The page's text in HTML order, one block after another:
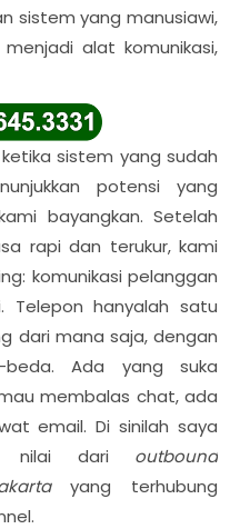
sistem yang manusiawi,
alat komunikasi,
sistem yang sudah
potensi yang
bayangkan. Setelah
rapi dan terukur, kami
komunikasi pelanggan
Telepon hanyalah satu
dari mana saja, dengan
beda. Ada yang suka
membalas chat, ada
email. Di sinilah saya
nilai dari outbound
yang terhubung